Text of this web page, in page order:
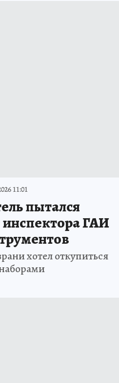
11:01
пытался
инспектора ГАИ
хотел откупиться